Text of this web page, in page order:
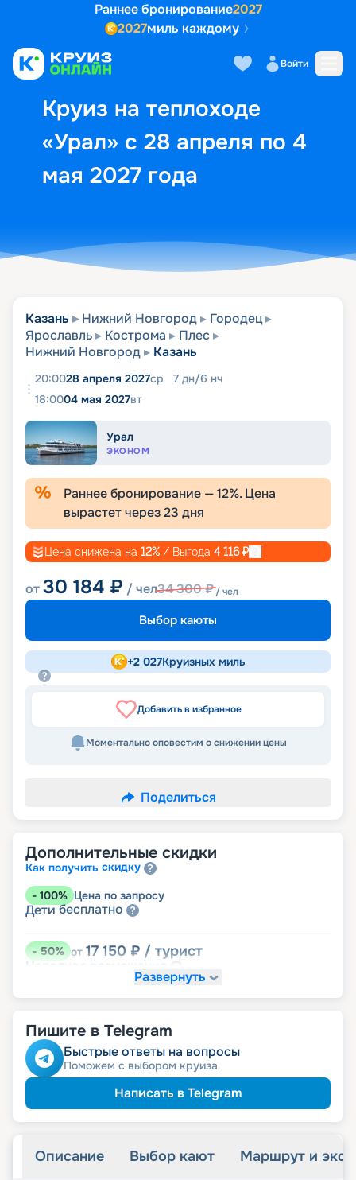
Раннее бронирование2027
2027миль каждому
Войти
Круиз на теплоходе
«Урал» с 28 апреля по 4
мая 2027 года
Выбор кают Маршрут и
Казань Нижний Новгород
Городец
Ярославль
Кострома
Плес
Нижний Новгород
Казань
20:0028 апреля 2027ср 7 дн/6 нч
18:0004 мая 2027вт
Урал
ЭКОНОМ
Раннее бронирование —12%. Цена
вырастет через23 дня
Цена снижена на 12% / Выгода 4 116₽
от30 184 ₽ / чел34 300₽/ чел
Выбор каюты
+2 027Круизных миль
Добавить в избранное
Моментально оповестим о снижении цены
Поделиться
Дополнительные скидки
Как получить скидку
- 100% Цена по запросу
Детибесплатно
-50% от 17 150 ₽ / турист
Неполное
Скидки за размещение на дополнительных
места
-15% от 29 155 ₽/ турист
Скидка пенсионерам
Развернуть
Пишите в Telegram
Быстрые ответы на вопросы
Поможем с выбором круиза
Написать в Telegram
Описание Выбор кают Маршрут и